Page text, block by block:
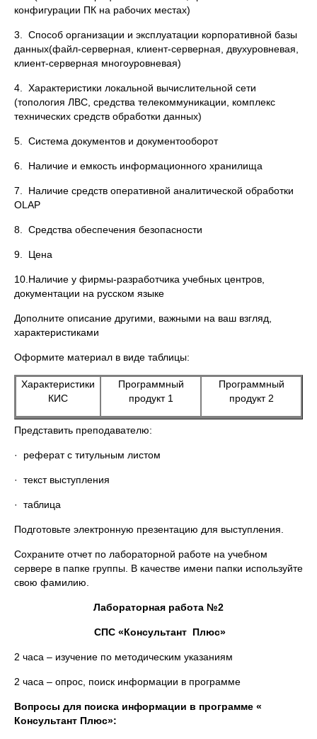
конфигурации ПК на рабочих местах)
3. Способ организации и эксплуатации корпоративной базы
данных(файл-серверная, клиент-серверная, двухуровневая,
клиент-серверная многоуровневая)
4. Характеристики локальной вычислительной сети
(топология ЛВС, средства телекоммуникации, комплекс
технических средств обработки данных)
5. Система документов и документооборот
6. Наличие и емкость информационного хранилища
7. Наличие средств оперативной аналитической обработки
OLAP
8. Средства обеспечения безопасности
9. Цена
10.Наличие у фирмы-разработчика учебных центров,
документации на русском языке
Дополните описание другими, важными на ваш взгляд,
характеристиками
Оформите материал в виде таблицы:
Характеристики
КИС
Программный
продукт 1
Программный
продукт 2
Представить преподавателю:
· реферат с титульным листом
· текст выступления
· таблица
Подготовьте электронную презентацию для выступления.
Сохраните отчет по лабораторной работе на учебном
сервере в папке группы. В качестве имени папки используйте
свою фамилию.
Лабораторная работа №2
СПС «Консультант Плюс»
2 часа – изучение по методическим указаниям
2 часа – опрос, поиск информации в программе
Вопросы для поиска информации в программе «
Консультант Плюс»: